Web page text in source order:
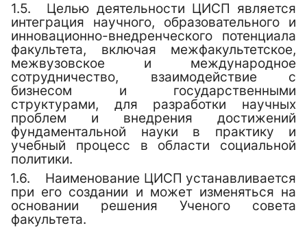
1.5. Целью деятельности ЦИСП является
интеграция научного, образовательного и
инновационно-внедренческого потенциала
факультета, включая межфакультетское,
межвузовское и международное
сотрудничество, взаимодействие с
бизнесом и государственными
структурами, для разработки научных
проблем и внедрения достижений
фундаментальной науки в практику и
учебный процесс в области социальной
политики.
1.6.
Наименование ЦИСП устанавливается
при его создании и может изменяться на
основании решения Ученого совета
факультета.